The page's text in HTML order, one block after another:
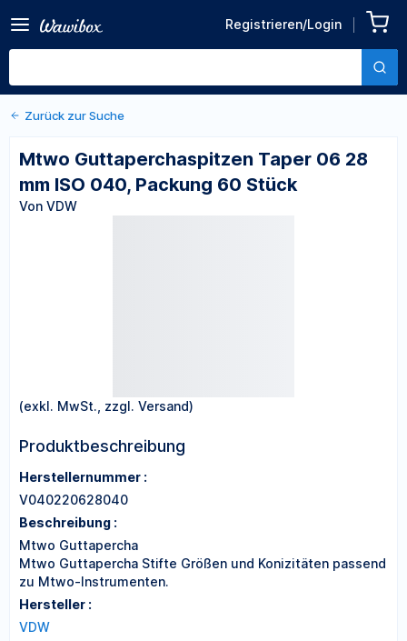
Registrieren/Login
Taper 06 28 mm ISO 040,
Packung 60 Stück
Von VDW
Zurück zu den Produktdetails
Zurück zur Suche
Mtwo Guttaperchaspitzen Taper 06 28
mm ISO 040, Packung 60 Stück
Von VDW
(exkl. MwSt., zzgl. Versand)
Produktbeschreibung
Herstellernummer :
V040220628040
Beschreibung :
Mtwo Guttapercha
Mtwo Guttapercha Stifte Größen und Konizitäten passend
zu Mtwo-Instrumenten.
Hersteller :
VDW